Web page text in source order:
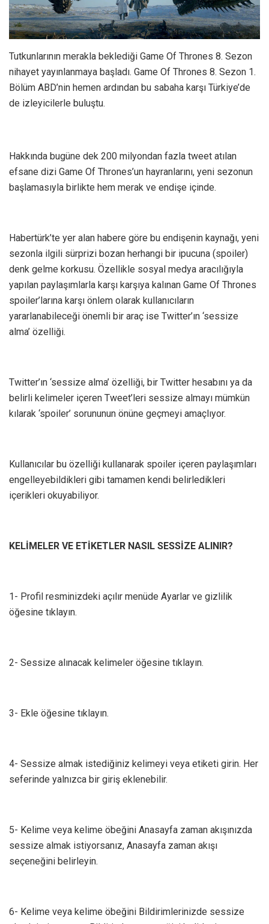
Tutkunlarının merakla beklediği Game Of Thrones 8. Sezon
nihayet yayınlanmaya başladı. Game Of Thrones 8. Sezon 1.
Bölüm ABD’nin hemen ardından bu sabaha karşı Türkiye’de
de izleyicilerle buluştu.
Hakkında bugüne dek 200 milyondan fazla tweet atılan
efsane dizi Game Of Thrones’un hayranlarını, yeni sezonun
başlamasıyla birlikte hem merak ve endişe içinde.
Habertürk’te yer alan habere göre bu endişenin kaynağı, yeni
sezonla ilgili sürprizi bozan herhangi bir ipucuna (spoiler)
denk gelme korkusu. Özellikle sosyal medya aracılığıyla
yapılan paylaşımlarla karşı karşıya kalınan Game Of Thrones
spoiler’larına karşı önlem olarak kullanıcıların
yararlanabileceği önemli bir araç ise Twitter’ın ‘sessize
alma’ özelliği.
Twitter’ın ‘sessize alma’ özelliği, bir Twitter hesabını ya da
belirli kelimeler içeren Tweet’leri sessize almayı mümkün
kılarak ‘spoiler’ sorununun önüne geçmeyi amaçlıyor.
Kullanıcılar bu özelliği kullanarak spoiler içeren paylaşımları
engelleyebildikleri gibi tamamen kendi belirledikleri
içerikleri okuyabiliyor.
KELİMELER VE ETİKETLER NASIL SESSİZE ALINIR?
1- Profil resminizdeki açılır menüde Ayarlar ve gizlilik
öğesine tıklayın.
2- Sessize alınacak kelimeler öğesine tıklayın.
3- Ekle öğesine tıklayın.
4- Sessize almak istediğiniz kelimeyi veya etiketi girin. Her
seferinde yalnızca bir giriş eklenebilir.
5- Kelime veya kelime öbeğini Anasayfa zaman akışınızda
sessize almak istiyorsanız, Anasayfa zaman akışı
seçeneğini belirleyin.
6- Kelime veya kelime öbeğini Bildirimlerinizde sessize